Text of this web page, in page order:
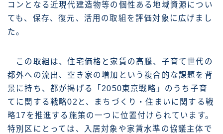
コンとなる近現代建造物等の個性ある地域資源につい
ても、保存、復元、活用の取組を評価対象に広げまし
た。
この取組は、住宅価格と家賃の高騰、子育て世代の
都外への流出、空き家の増加という複合的な課題を背
景に持ち、都が掲げる「2050東京戦略」のうち子育
てに関する戦略02と、まちづくり・住まいに関する戦
略17を推進する施策の一つに位置付けられています。
特別区にとっては、入居対象や家賃水準の協議主体で